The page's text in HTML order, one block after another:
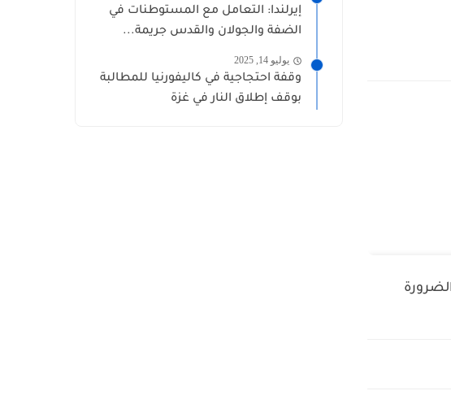
إيرلندا: التعامل مع المستوطنات في
الضفة والجولان والقدس جريمة...
يوليو 14, 2025
وقفة احتجاجية في كاليفورنيا للمطالبة
بوقف إطلاق النار في غزة